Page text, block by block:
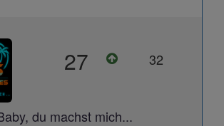
27 32
du machst mich...